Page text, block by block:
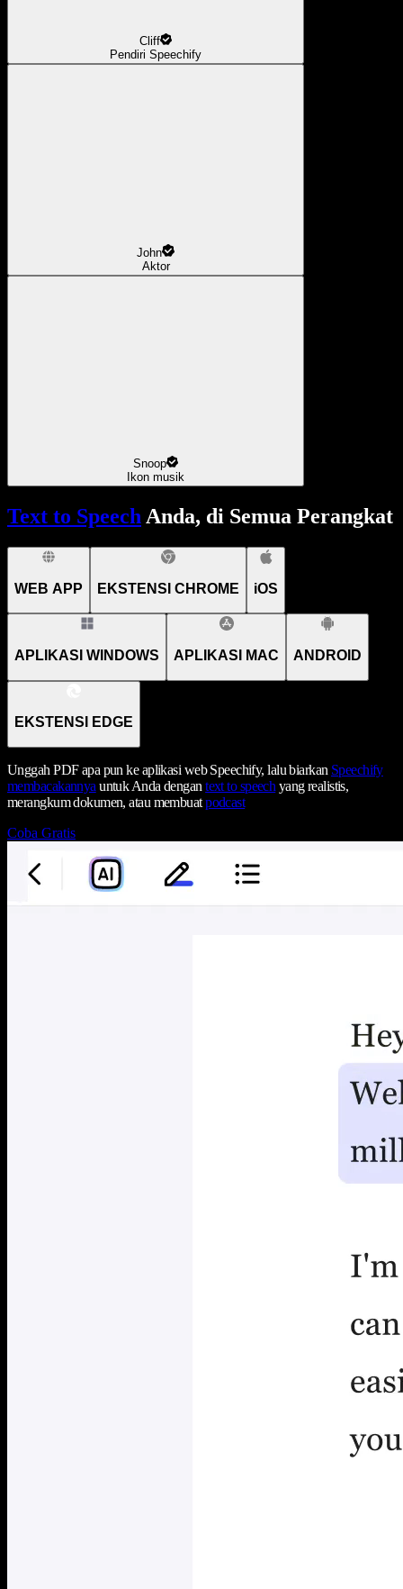
Cliff
Pendiri Speechify
John
Aktor
Snoop
Ikon musik
Text to SpeechAnda, di Semua Perangkat
WEB APP EKSTENSI CHROME iOS
APLIKASI WINDOWS APLIKASI MAC ANDROID
EKSTENSI EDGE
Unggah PDF apa pun ke aplikasi web Speechify, lalu biarkan Speechify
membacakannya untuk Anda dengantext to speech yang realistis,
merangkum dokumen, atau membuatpodcast
Coba Gratis